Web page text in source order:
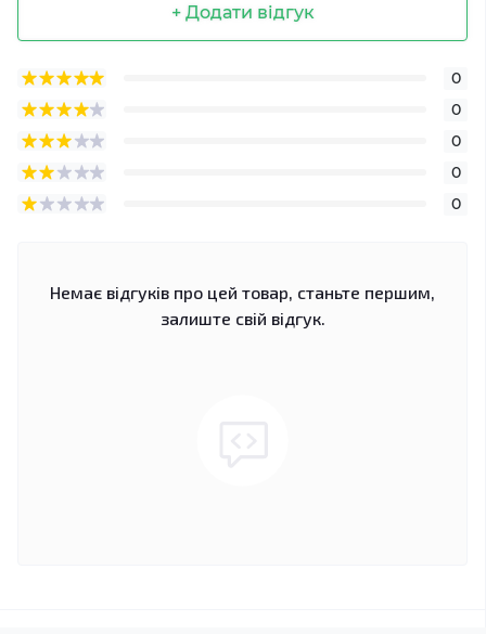
+ Додати відгук
0
0
0
0
0
Немає відгуків про цей товар, станьте першим,
залиште свій відгук.